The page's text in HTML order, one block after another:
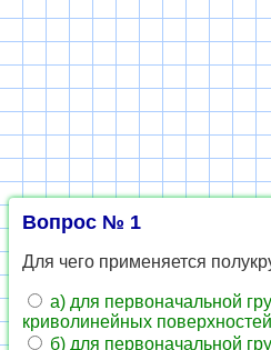
Вопрос № 1
Для чего применяется
а) для первоначальной
криволинейных
б) для первоначальной